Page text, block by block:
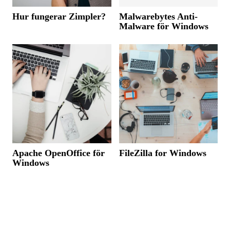
Hur fungerar Zimpler?
Malwarebytes Anti-
Malware för Windows
Apache OpenOffice för
Windows
FileZilla for Windows